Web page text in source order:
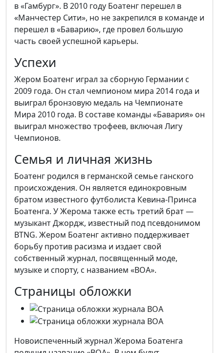
в «Гамбург». В 2010 году Боатенг перешел в
«Манчестер Сити», но не закрепился в команде и
перешел в «Баварию», где провел большую
часть своей успешной карьеры.
Успехи
Жером Боатенг играл за сборную Германии с
2009 года. Он стал чемпионом мира 2014 года и
выиграл бронзовую медаль на Чемпионате
Мира 2010 года. В составе команды «Бавария» он
выиграл множество трофеев, включая Лигу
Чемпионов.
Семья и личная жизнь
Боатенг родился в германской семье ганского
происхождения. Он является единокровным
братом известного футболиста Кевина-Принса
Боатенга. У Жерома также есть третий брат —
музыкант Джордж, известный под псевдонимом
BTNG. Жером Боатенг активно поддерживает
борьбу против расизма и издает свой
собственный журнал, посвященный моде,
музыке и спорту, с названием «BOA».
Страницы обложки
Новоиспеченный журнал Жерома Боатенга